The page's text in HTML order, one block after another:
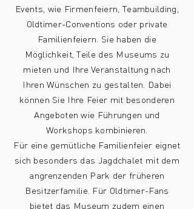
Events, wie Firmenfeiern, Teambuilding,
Oldtimer-Conventions oder private
Familienfeiern. Sie haben die
Möglichkeit, Teile des Museums zu
mieten und Ihre Veranstaltung nach
Ihren Wünschen zu gestalten. Dabei
können Sie Ihre Feier mit besonderen
Angeboten wie Führungen und
Workshops kombinieren.
Für eine gemütliche Familienfeier eignet
sich besonders das Jagdchalet mit dem
angrenzenden Park der früheren
Besitzerfamilie. Für Oldtimer-Fans
bietet das Museum zudem einen